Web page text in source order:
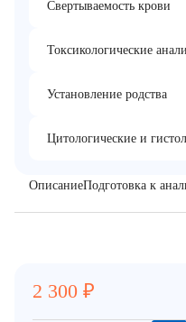
Свертываемость крови
Токсикологические
Установление родства
Цитологические и
ОписаниеПодготовка к
2 300 ₽